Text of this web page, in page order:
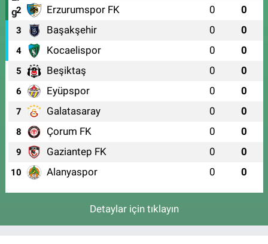
2 Erzurumspor FK 0 0
3 Başakşehir 0 0
4 Kocaelispor 0 0
5 Beşiktaş 0 0
6 Eyüpspor 0 0
7 Galatasaray 0 0
8 Çorum FK 0 0
9 Gaziantep FK 0 0
10 Alanyaspor 0 0
Detaylar için tıklayın